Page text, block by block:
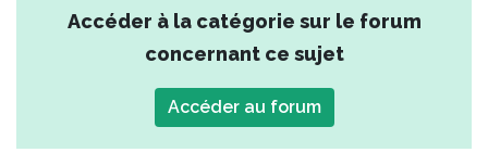
Accéder à la catégorie sur le forum
concernant ce sujet
Accéder au forum